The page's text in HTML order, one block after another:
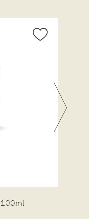
100ml